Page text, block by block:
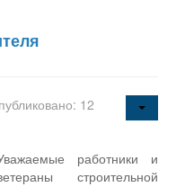
12
работники и
строительной